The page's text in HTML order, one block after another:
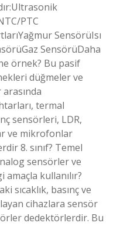
PTC
SensörüIsı
SensörüDaha
örnek? Bu pasif
düğmeler ve
termal
sensörleri, LDR,
ve mikrofonlar
8. sınıf? Temel
sensörler ve
kullanılır?
sıcaklık, basınç ve
cihazlara sensör
dedektörlerdir. Bu